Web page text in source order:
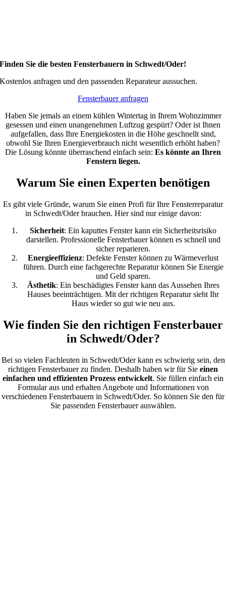
Finden Sie die besten Fensterbauern in Schwedt/Oder!
Kostenlos anfragen und den passenden Reparateur aussuchen.
Fensterbauer anfragen
Haben Sie jemals an einem kühlen Wintertag in Ihrem Wohnzimmer
gesessen und einen unangenehmen Luftzug gespürt? Oder ist Ihnen
aufgefallen, dass Ihre Energiekosten in die Höhe geschnellt sind,
obwohl Sie Ihren Energieverbrauch nicht wesentlich erhöht haben?
Die Lösung könnte überraschend einfach sein: Es könnte an Ihren
Fenstern liegen.
Warum Sie einen Experten benötigen
Es gibt viele Gründe, warum Sie einen Profi für Ihre Fensterreparatur
in Schwedt/Oder brauchen. Hier sind nur einige davon:
Sicherheit: Ein kaputtes Fenster kann ein Sicherheitsrisiko
darstellen. Professionelle Fensterbauer können es schnell und
sicher reparieren.
Energieeffizienz: Defekte Fenster können zu Wärmeverlust
führen. Durch eine fachgerechte Reparatur können Sie Energie
und Geld sparen.
Ästhetik: Ein beschädigtes Fenster kann das Aussehen Ihres
Hauses beeinträchtigen. Mit der richtigen Reparatur sieht Ihr
Haus wieder so gut wie neu aus.
Wie finden Sie den richtigen Fensterbauer
in Schwedt/Oder?
Bei so vielen Fachleuten in Schwedt/Oder kann es schwierig sein, den
richtigen Fensterbauer zu finden. Deshalb haben wir für Sie einen
einfachen und effizienten Prozess entwickelt. Sie füllen einfach ein
Formular aus und erhalten Angebote und Informationen von
verschiedenen Fensterbauern in Schwedt/Oder. So können Sie den für
Sie passenden Fensterbauer auswählen.